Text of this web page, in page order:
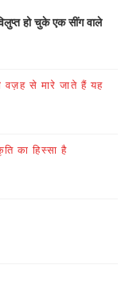
हो चुके एक सींग वाले
वज़ह से मारे जाते हैं यह
का हिस्सा है